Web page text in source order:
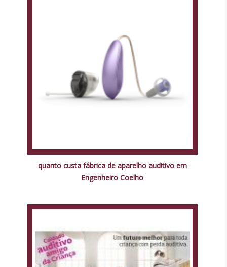
quanto custa fábrica de aparelho auditivo em
Engenheiro Coelho